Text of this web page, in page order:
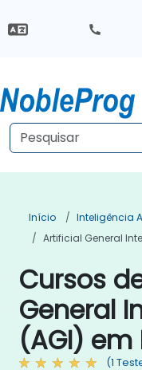
Início
Inteligência
Artificial General
Cursos
General
(AGI)
(1